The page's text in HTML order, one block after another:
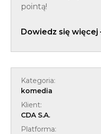
pointą!
Dowiedz się więcej
Kategoria:
komedia
Klient:
CDA S.A.
Platforma: